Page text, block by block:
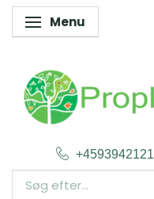
Skifte navigation
Menu
+4593942121